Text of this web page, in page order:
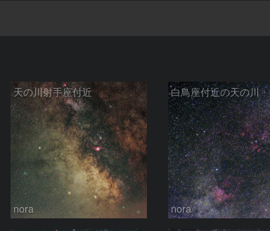
天の川射手座付近
nora
白鳥座付近の天の川
nora